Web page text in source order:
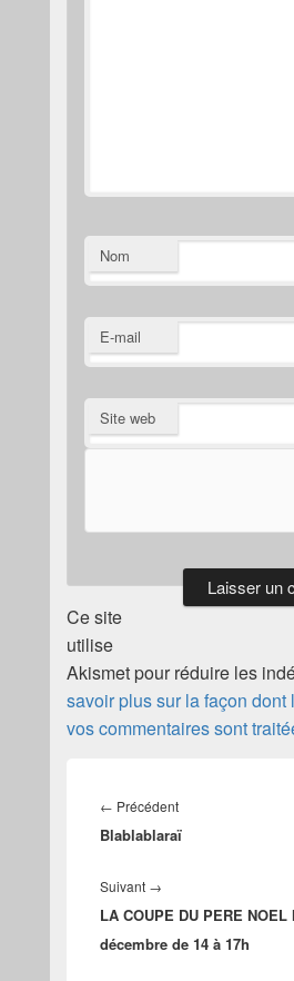
Nom
E-mail
Site web
Ce site
utilise
Akismet pour réduire les
savoir plus sur la façon dont
vos commentaires sont
de
l’article
← PrécédentArticle
précédent :
Blablablaraï
Suivant →Article
suivant :
LA COUPE DU PERE
décembre de 14 à 17h